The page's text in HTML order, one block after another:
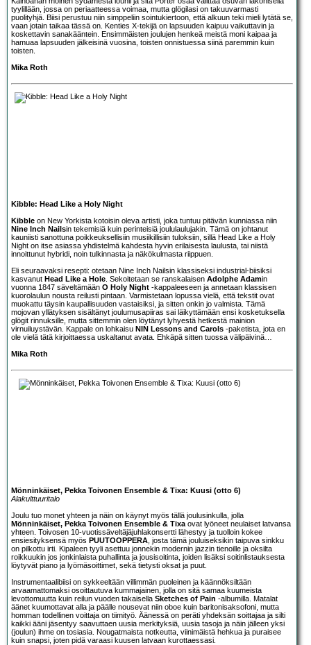
tyylillään, jossa on periaatteessa voimaa, mutta glögilasi on takuuvarmasti
puolityhjä. Biisi perustuu niin simppeliin sointukiertoon, että alkuun teki mieli lytätä se,
vaan jotain taikaa tässä on. Kenties X-tekijä on lapsuuden kaipuu vaikuttavin ja
koskettavin sanakääntein. Ensimmäisten joulujen henkeä meistä moni kaipaa ja
hamuaa lapsuuden jälkeisinä vuosina, toisten onnistuessa siinä paremmin kuin
toisten.
Mika Roth
Kibble: Head Like a Holy Night
Kibble on New Yorkista kotoisin oleva artisti, joka tuntuu pitävän kunniassa niin
Nine Inch Nailsin tekemisiä kuin perinteisiä joululaulujakin. Tämä on johtanut
kauniisti sanottuna poikkeuksellisiin musiikillisiin tuloksiin, sillä Head Like a Holy
Night on itse asiassa yhdistelmä kahdesta hyvin erilaisesta laulusta, tai niistä
innoittunut hybridi, noin tulkinnasta ja näkökulmasta riippuen.
Eli seuraavaksi resepti: otetaan Nine Inch Nailsin klassiseksi industrial-biisiksi
kasvanut Head Like a Hole . Sekoitetaan se ranskalaisen Adolphe Adamin
vuonna 1847 säveltämään O Holy Night -kappaleeseen ja annetaan klassisen
kuorolaulun nousta reilusti pintaan. Varmistetaan lopussa vielä, että tekstit ovat
muokattu täysin kaupallisuuden vastaisiksi, ja sitten onkin jo valmista. Tämä
mojovan yllätyksen sisältänyt joulumusapiiras sai läikyttämään ensi kosketuksella
glögit rinnuksille, mutta sittemmin olen löytänyt lyhyestä hetkestä mainion
virnuiluystävän. Kappale on lohkaisu NIN Lessons and Carols -paketista, jota en
ole vielä tätä kirjoittaessa uskaltanut avata. Ehkäpä sitten tuossa välipäivinä…
Mika Roth
Mönninkäiset, Pekka Toivonen Ensemble & Tixa: Kuusi (otto 6)
Alakulttuuritalo
Joulu tuo monet yhteen ja näin on käynyt myös tällä joulusinkulla, jolla
Mönninkäiset, Pekka Toivonen Ensemble & Tixa ovat lyöneet neulaiset latvansa
yhteen. Toivosen 10-vuotissäveltäjäjuhlakonsertti lähestyy ja tuolloin kokee
ensiesityksensä myös PUUTOOPPERA , josta tämä jouluiseksikin taipuva sinkku
on pilkottu irti. Kipaleen tyyli asettuu jonnekin modernin jazzin tienoille ja oksilta
roikkuukin jos jonkinlaista puhallinta ja jousisoitinta, joiden lisäksi soitinlistauksesta
löytyvät piano ja lyömäsoittimet, sekä tietysti oksat ja puut.
Instrumentaalibiisi on sykkeeltään villimmän puoleinen ja käännöksiltään
arvaamattomaksi osoittautuva kummajainen, jolla on sitä samaa kuumeista
levottomuutta kuin reilun vuoden takaisella Sketches of Pain -albumilla. Matalat
äänet kuumottavat alla ja päälle nousevat niin oboe kuin baritonisaksofoni, mutta
homman todellinen voittaja on tiimityö. Äänessä on peräti yhdeksän soittajaa ja silti
kaikki ääni jäsentyy saavuttaen uusia merkityksiä, uusia tasoja ja näin jälleen yksi
(joulun) ihme on tosiasia. Nougatmaista notkeutta, viinimäistä hehkua ja puraisee
kuin snapsi, joten pidä varaasi kuusen latvaan kurottaessasi.